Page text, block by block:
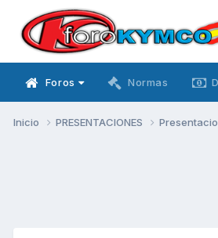
Foros Normas
Inicio PRESENTACIONES